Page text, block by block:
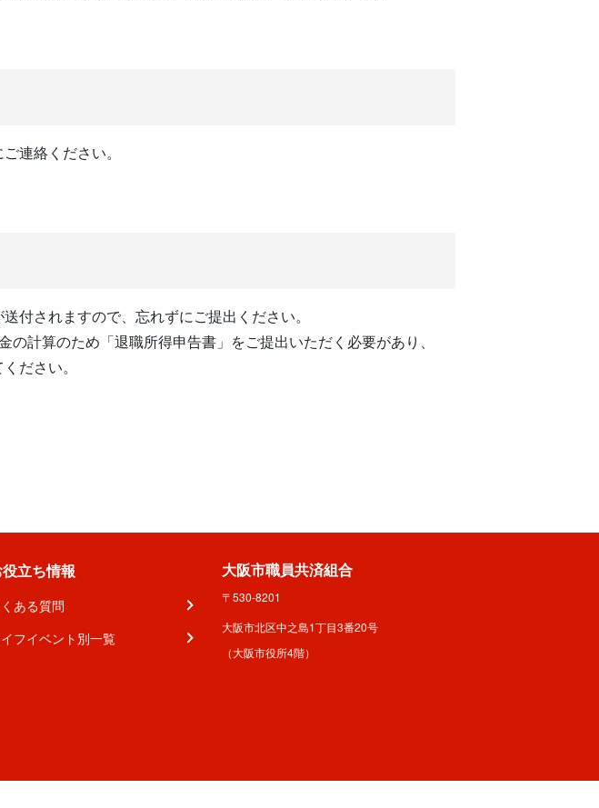
連絡ください。
付されますので、忘れずにご提出ください。
計算のため「退職所得申告書」をご提出いただく必要があり、
ださい。
立ち情報
ある質問
フイベント別一覧
大阪市職員共済組合
〒530-8201
大阪市北区中之島1丁目3番20号
（大阪市役所4階）